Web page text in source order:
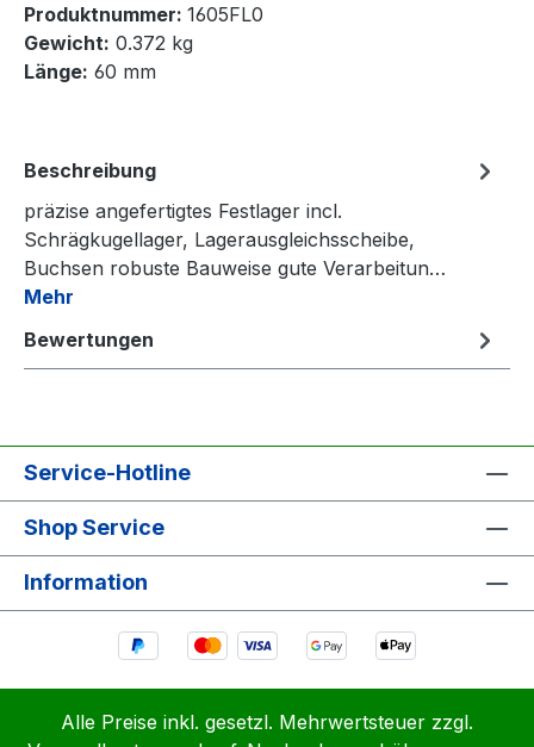
Produktnummer: 1605FL0
Gewicht: 0.372 kg
Länge: 60 mm
Beschreibung
präzise angefertigtes Festlager incl.
Schrägkugellager, Lagerausgleichsscheibe,
Buchsen robuste Bauweise gute Verarbeitun…
Mehr
Bewertungen
Service-Hotline
Shop Service
Information
Alle Preise inkl. gesetzl. Mehrwertsteuer zzgl.